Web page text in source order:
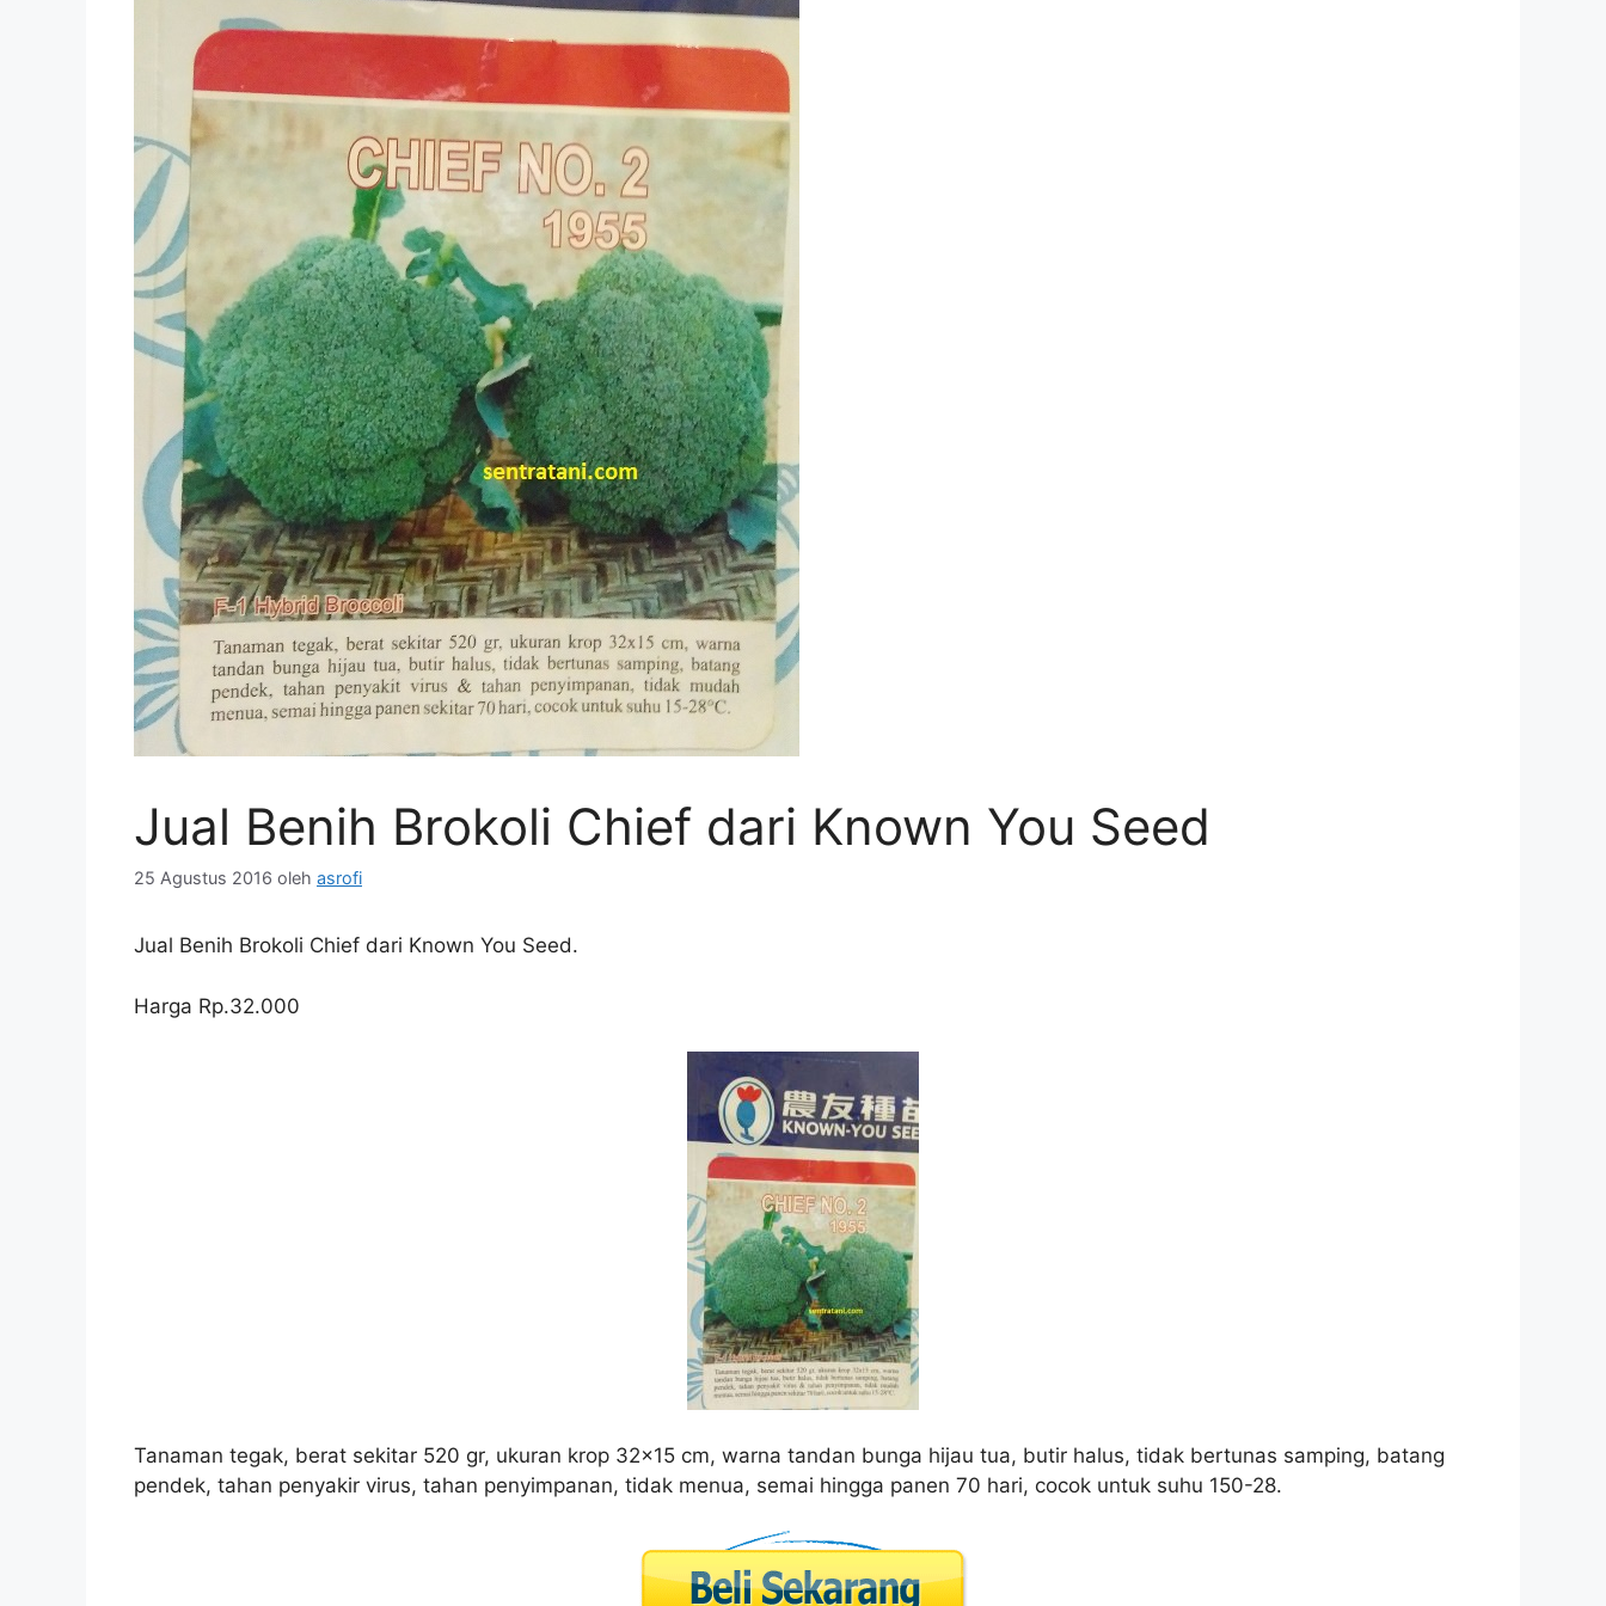
Jual Benih Brokoli Chief dari Known You Seed
25 Agustus 2016 oleh asrofi
Jual Benih Brokoli Chief dari Known You Seed.
Harga Rp.32.000
Tanaman tegak, berat sekitar 520 gr, ukuran krop 32×15 cm, warna tandan bunga hijau tua, butir halus, tidak bertunas samping, batang
pendek, tahan penyakir virus, tahan penyimpanan, tidak menua, semai hingga panen 70 hari, cocok untuk suhu 150-28.